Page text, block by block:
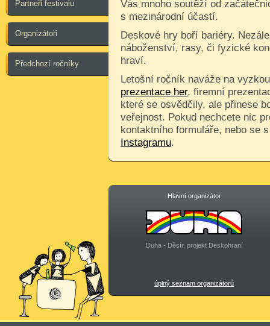
Partneři festivalu
Organizátoři
Předchozí ročníky
Vás mnoho soutěží od
s mezinárodní účastí.
Deskové hry boří bariéry.
náboženství, rasy, či fyzické
hraví.
Letošní ročník naváže na
prezentace her, firemní
které se osvědčily, ale přinese
veřejnost. Pokud nechcete nic
kontaktního formuláře, nebo se
Instagramu.
Hlavní organizátor
Duha - Děsír, projekt Deskohraní
úplný seznam organizátorů